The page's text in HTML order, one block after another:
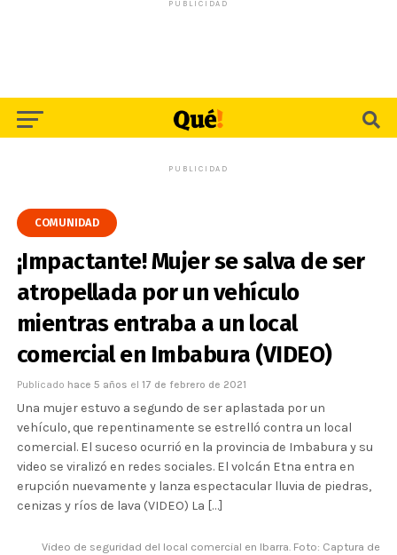
PUBLICIDAD
PUBLICIDAD
COMUNIDAD
¡Impactante! Mujer se salva de ser
atropellada por un vehículo
mientras entraba a un local
comercial en Imbabura (VIDEO)
Publicado hace 5 años el 17 de febrero de 2021
Una mujer estuvo a segundo de ser aplastada por un
vehículo, que repentinamente se estrelló contra un local
comercial. El suceso ocurrió en la provincia de Imbabura y su
video se viralizó en redes sociales. El volcán Etna entra en
erupción nuevamente y lanza espectacular lluvia de piedras,
cenizas y ríos de lava (VIDEO) La […]
Video de seguridad del local comercial en Ibarra. Foto: Captura de